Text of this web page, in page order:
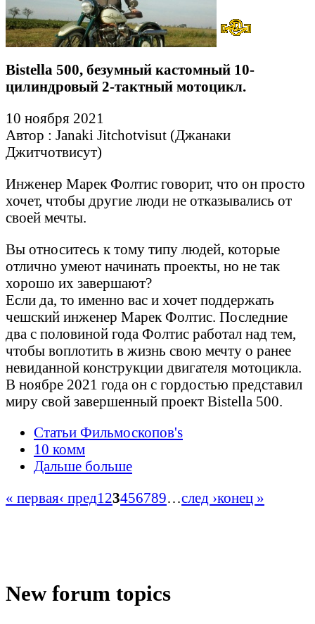
Bistella 500, безумный кастомный 10-
цилиндровый 2-тактный мотоцикл.
10 ноября 2021
Автор : Janaki Jitchotvisut (Джанаки
Джитчотвисут)
Инженер Марек Фолтис говорит, что он просто
хочет, чтобы другие люди не отказывались от
своей мечты.
Вы относитесь к тому типу людей, которые
отлично умеют начинать проекты, но не так
хорошо их завершают?
Если да, то именно вас и хочет поддержать
чешский инженер Марек Фолтис. Последние
два с половиной года Фолтис работал над тем,
чтобы воплотить в жизнь свою мечту о ранее
невиданной конструкции двигателя мотоцикла.
В ноябре 2021 года он с гордостью представил
миру свой завершенный проект Bistella 500.
Статьи Фильмоскопов's
10 комм
Дальше больше
« первая‹ пред1 23456789…след ›конец »
New forum topics